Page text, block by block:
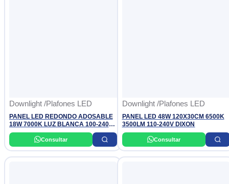
Downlight /Plafones LED
PANEL LED REDONDO ADOSABLE
18W 7000K LUZ BLANCA 100-240V
1620LM OPALUX
Consultar
Downlight /Plafones LED
PANEL LED 48W 120X30CM 6500K
3500LM 110-240V DIXON
Consultar